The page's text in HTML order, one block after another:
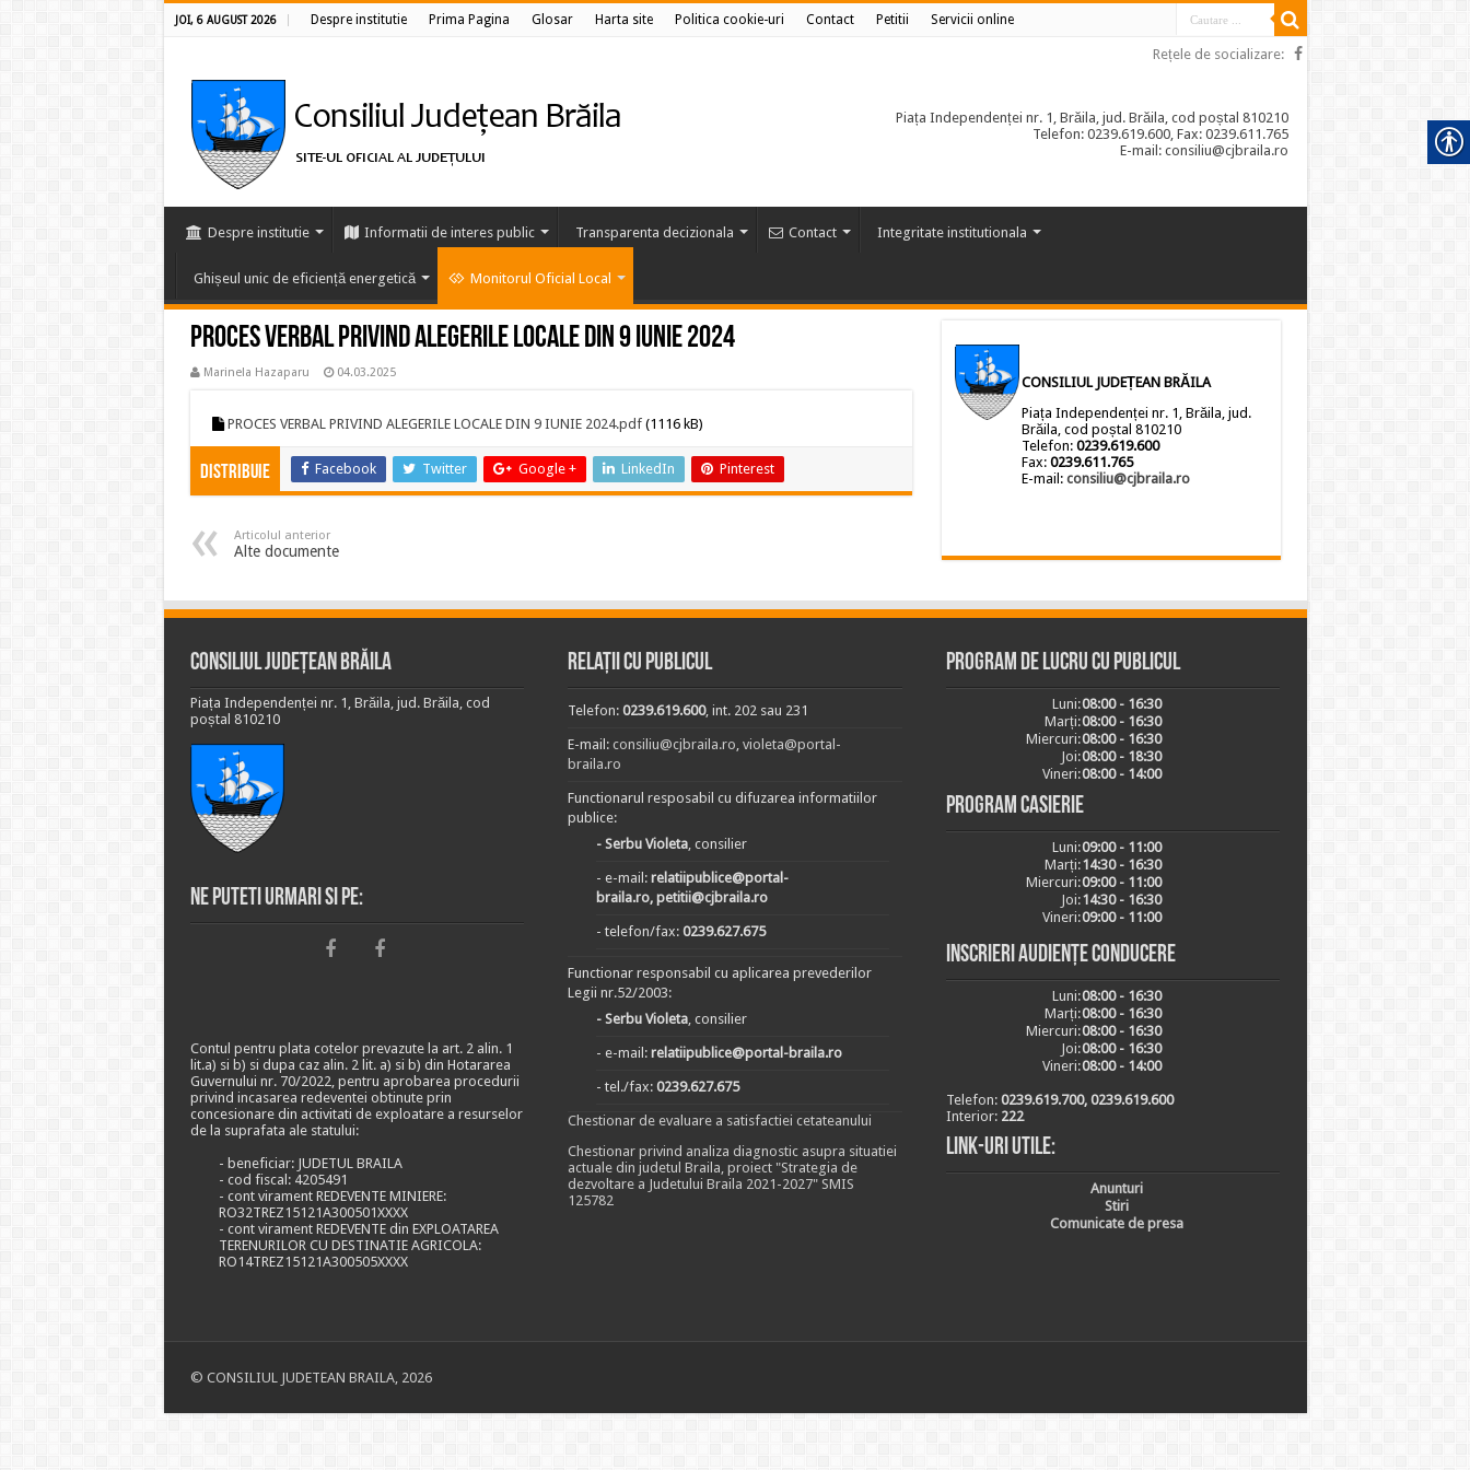
JOI, 6 AUGUST 2026 Despre institutie Prima Pagina Glosar Harta site Politica cookie-uri Contact Petitii Servicii online
Rețele de socializare:
Piața Independenței nr. 1, Brăila, jud. Brăila, cod poștal 810210
Telefon: 0239.619.600, Fax: 0239.611.765
E-mail: consiliu@cjbraila.ro
Despre institutie Informatii de interes public Transparenta decizionala Contact Integritate institutionala
Ghișeul unic de eficiență energetică Monitorul Oficial Local
PROCES VERBAL PRIVIND ALEGERILE LOCALE DIN 9 IUNIE 2024
Marinela Hazaparu 04.03.2025
PROCES VERBAL PRIVIND ALEGERILE LOCALE DIN 9 IUNIE 2024.pdf(1116 kB)
Distribuie Facebook Twitter Google + LinkedIn Pinterest
Articolul anterior
Alte documente
CONSILIUL JUDEȚEAN BRĂILA
Piața Independenței nr. 1, Brăila, jud.
Brăila, cod poștal 810210
Telefon: 0239.619.600
Fax: 0239.611.765
E-mail: consiliu@cjbraila.ro
Consiliul Județean Brăila
Piața Independenței nr. 1, Brăila, jud. Brăila, cod
poștal 810210
Ne puteti urmari si pe:
Contul pentru plata cotelor prevazute la art. 2 alin. 1
lit.a) si b) si dupa caz alin. 2 lit. a) si b) din Hotararea
Guvernului nr. 70/2022, pentru aprobarea procedurii
privind incasarea redeventei obtinute prin
concesionare din activitati de exploatare a resurselor
de la suprafata ale statului:
- beneficiar: JUDETUL BRAILA
- cod fiscal: 4205491
- cont virament REDEVENTE MINIERE:
RO32TREZ15121A300501XXXX
- cont virament REDEVENTE din EXPLOATAREA
TERENURILOR CU DESTINATIE AGRICOLA:
RO14TREZ15121A300505XXXX
Relații cu publicul
Telefon:0239.619.600, int. 202 sau 231
E-mail:consiliu@cjbraila.ro,violeta@portal-
braila.ro
Functionarul resposabil cu difuzarea informatiilor
publice:
- Serbu Violeta, consilier
- e-mail:relatiipublice@portal-
braila.ro, petitii@cjbraila.ro
- telefon/fax:0239.627.675
Functionar responsabil cu aplicarea prevederilor
Legii nr.52/2003:
- Serbu Violeta, consilier
- e-mail:relatiipublice@portal-braila.ro
- tel./fax:0239.627.675
Chestionar de evaluare a satisfactiei cetateanului
Chestionar privind analiza diagnostic asupra situatiei
actuale din judetul Braila, proiect "Strategia de
dezvoltare a Judetului Braila 2021-2027" SMIS
125782
Program de lucru cu publicul
Luni:08:00 - 16:30
Marți:08:00 - 16:30
Miercuri:08:00 - 16:30
Joi:08:00 - 18:30
Vineri:08:00 - 14:00
Program casierie
Luni:09:00 - 11:00
Marți:14:30 - 16:30
Miercuri:09:00 - 11:00
Joi:14:30 - 16:30
Vineri:09:00 - 11:00
Inscrieri audiențe conducere
Luni:08:00 - 16:30
Marți:08:00 - 16:30
Miercuri:08:00 - 16:30
Joi:08:00 - 16:30
Vineri:08:00 - 14:00
Telefon: 0239.619.700, 0239.619.600
Interior: 222
Link-uri utile:
Anunturi
Stiri
Comunicate de presa
© CONSILIUL JUDETEAN BRAILA, 2026